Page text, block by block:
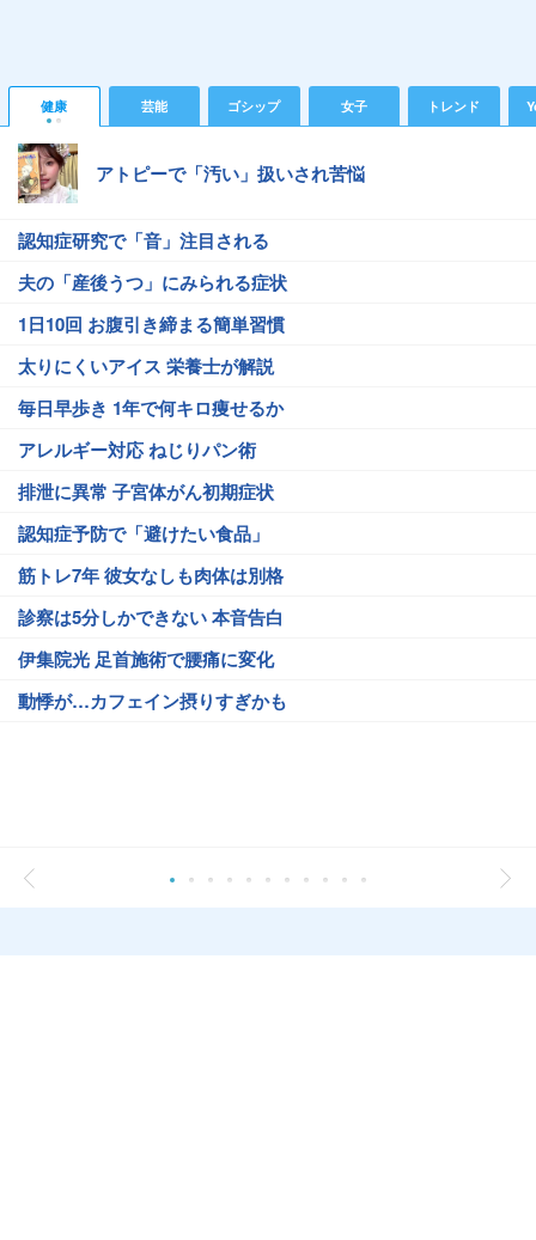
健康 芸能 ゴシップ 女子 トレンド
アトピーで「汚い」扱いされ苦悩
認知症研究で「音」注目される
夫の「産後うつ」にみられる症状
1日10回 お腹引き締まる簡単習慣
太りにくいアイス 栄養士が解説
毎日早歩き 1年で何キロ痩せるか
アレルギー対応 ねじりパン術
排泄に異常 子宮体がん初期症状
認知症予防で「避けたい食品」
筋トレ7年 彼女なしも肉体は別格
診察は5分しかできない 本音告白
伊集院光 足首施術で腰痛に変化
動悸が…カフェイン摂りすぎかも